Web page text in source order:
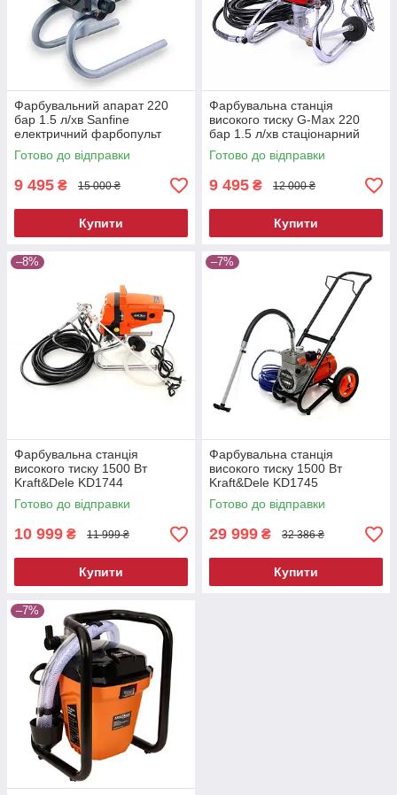
Фарбувальний апарат 220
бар 1.5 л/хв Sanfine
електричний фарбопульт
сервісний фарборозпилювач
фарбувальна станція для сто
Готово до відправки
9 495 ₴ 15 000 ₴
Купити
Фарбувальна станція
високого тиску G-Max 220
бар 1.5 л/хв стаціонарний
апарат для фарбування
установка для фарбування
Готово до відправки
9 495 ₴ 12 000 ₴
Купити
–8%
Фарбувальна станція
високого тиску 1500 Вт
Kraft&Dele KD1744
фарбувальна станція
Готово до відправки
10 999 ₴ 11 999 ₴
Купити
–7%
Фарбувальна станція
високого тиску 1500 Вт
Kraft&Dele KD1745
фарбувальна станція
Готово до відправки
29 999 ₴ 32 386 ₴
Купити
–7%